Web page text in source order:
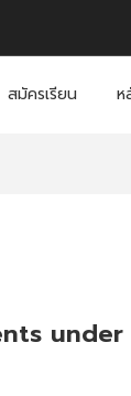
สมัครเรียน ห